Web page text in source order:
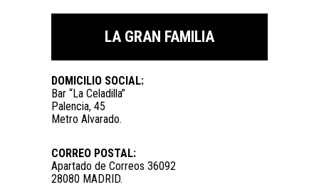
LA GRAN FAMILIA
DOMICILIO SOCIAL:
Bar “La Celadilla”
Palencia, 45
Metro Alvarado.
CORREO POSTAL:
Apartado de Correos 36092
28080 MADRID.